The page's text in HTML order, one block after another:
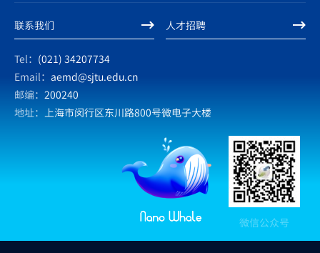
联系我们 人才招聘
Tel： (021) 34207734
Email： aemd@sjtu.edu.cn
邮编： 200240
地址：
上海市闵行区东川路800号微电子大楼
微信公众号